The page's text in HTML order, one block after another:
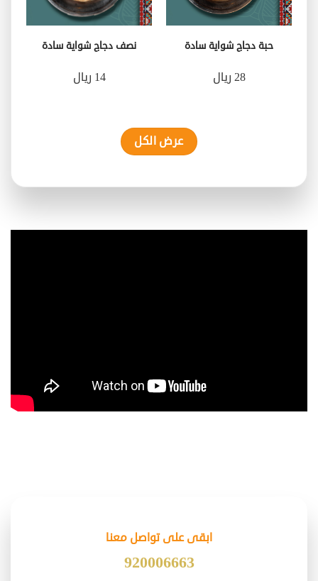
حبة دجاج شواية سادة
28 ريال
نصف دجاج شواية سادة
14 ريال
عرض الكل
ابقى على تواصل معنا
920006663